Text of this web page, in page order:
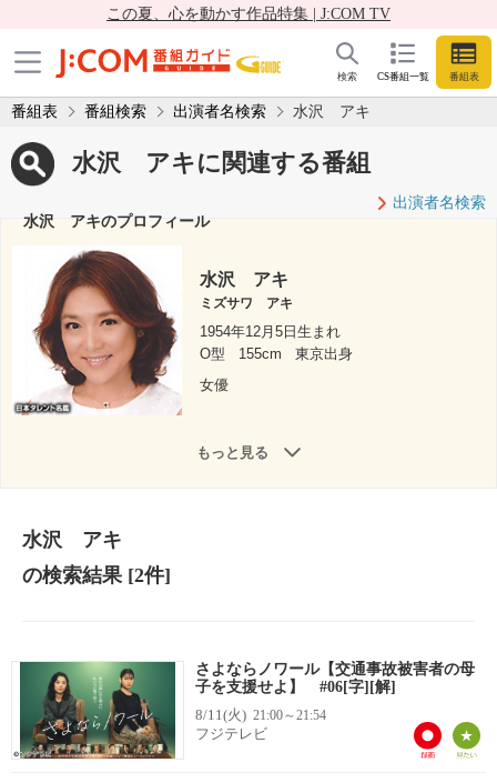
この夏、心を動かす作品特集 | J:COM TV
CS番組一覧 番組表
検索
番組表 番組検索 出演者名検索 水沢 アキ
水沢 アキに関連する番組
出演者名検索
水沢 アキのプロフィール
水沢 アキ
ミズサワ アキ
1954年12月5日生まれ
O型
155cm
東京出身
女優
もっと見る
水沢 アキ
の検索結果[2件]
さよならノワール【交通事故被害者の母
子を支援せよ】 #06[字][解]
8/11(火) 21:00～21:54
フジテレビ